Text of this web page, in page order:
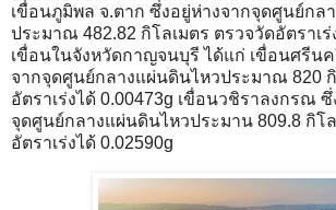
เขื่อนภูมิพล จ.ตาก ซึ่งอยู่ห่างจากจุดศูนย์กล
ประมาณ 482.82 กิโลเมตร ตรวจวัดอัตราเร่
เขื่อนในจังหวัดกาญจนบุรี ได้แก่ เขื่อนศรีน
จากจุดศูนย์กลางแผ่นดินไหวประมาณ 820
อัตราเร่งได้ 0.00473g เขื่อนวชิราลงกรณ
จุดศูนย์กลางแผ่นดินไหวประมาน 809.8 กิโ
อัตราเร่งได้ 0.02590g